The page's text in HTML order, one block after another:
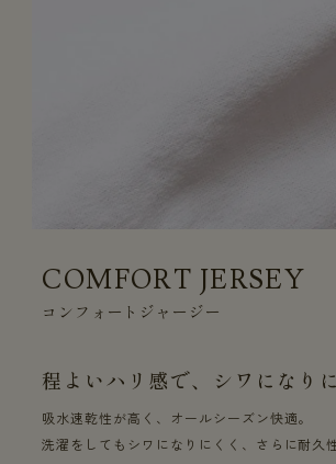
COMFORT JERSEY
コンフォートジャージー
程よいハリ感で、シワになり
吸水速乾性が高く、オールシーズン快適。
洗濯をしてもシワになりにくく、さらに耐久